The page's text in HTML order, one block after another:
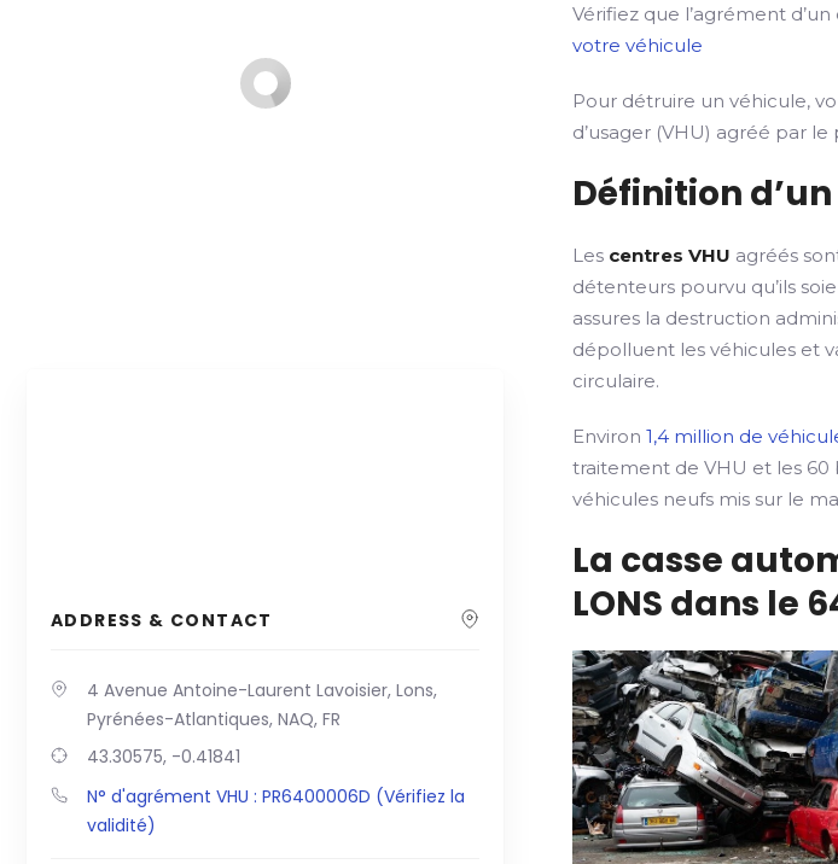
ADDRESS & CONTACT
4 Avenue Antoine-Laurent Lavoisier, Lons,
Pyrénées-Atlantiques, NAQ, FR
43.30575, -0.41841
N° d'agrément VHU : PR6400006D (Vérifiez la
validité)
Vérifiez que l’agrément
votre véhicule
Pour détruire un véhicule,
d’usager (VHU) agréé par le
Définition
Les centres VHU agréés
détenteurs pourvu qu’ils
assures la destruction
dépolluent les véhicules et
circulaire.
Environ1,4 million de
traitement de VHU et les 60
véhicules neufs mis sur le
La casse
LONS dans le